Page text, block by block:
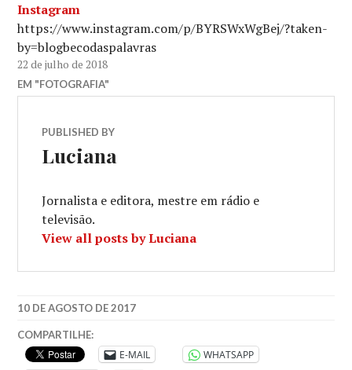
Instagram
https://www.instagram.com/p/BYRSWxWgBej/?taken-
by=blogbecodaspalavras
22 de julho de 2018
EM "FOTOGRAFIA"
PUBLISHED BY
Luciana
Jornalista e editora, mestre em rádio e
televisão.
View all posts by Luciana
10 DE AGOSTO DE 2017
COMPARTILHE:
E-MAIL
WHATSAPP